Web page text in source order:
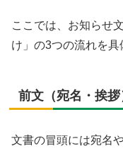
ここでは、お知らせ
け」の3つの流れを具
前文（宛名・挨
文書の冒頭には宛名